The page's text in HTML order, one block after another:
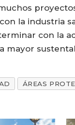
la industria
con la
mayor
ÁREAS